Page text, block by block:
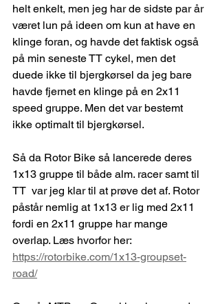
helt enkelt, men jeg har de sidste par år
været lun på ideen om kun at have en
klinge foran, og havde det faktisk også
på min seneste TT cykel, men det
duede ikke til bjergkørsel da jeg bare
havde fjernet en klinge på en 2x11
speed gruppe. Men det var bestemt
ikke optimalt til bjergkørsel.
Så da Rotor Bike så lancerede deres
1x13 gruppe til både alm. racer samt til
TT  var jeg klar til at prøve det af. Rotor
påstår nemlig at 1x13 er lig med 2x11
fordi en 2x11 gruppe har mange
overlap. Læs hvorfor her:
https://rotorbike.com/1x13-groupset-
road/